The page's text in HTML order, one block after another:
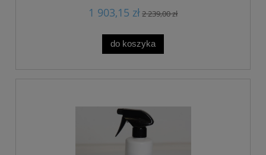
1 903,15 zł2 239,00 zł
do koszyka